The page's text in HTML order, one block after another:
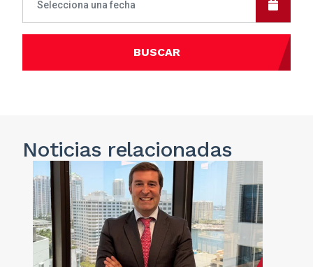
BUSCAR
Noticiasrelacionadas